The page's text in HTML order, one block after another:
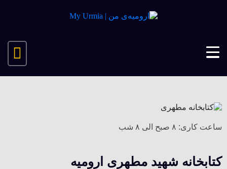
ساعت کاری: ۸ صبح الی ۸ شب
کتابخانه شهید مطهری ارومیه